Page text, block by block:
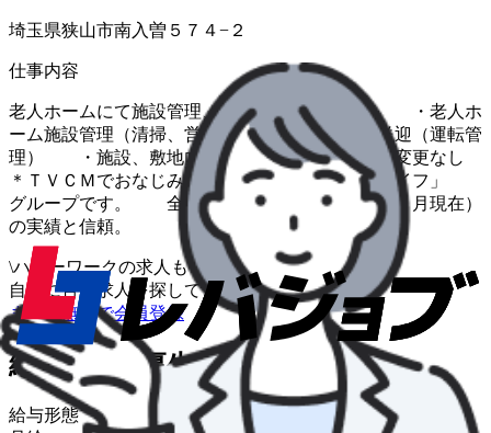
埼玉県狭山市南入曽５７４−２
仕事内容
老人ホームにて施設管理、送迎ドライバー業務 ・老人ホ
ーム施設管理（清掃、営繕等） ・入居者の送迎（運転管
理） ・施設、敷地内整備 ＊変更範囲：変更なし
＊ＴＶＣＭでおなじみ有料老人ホーム「サニーライフ」
グループです。 全国１５６施設（２０２３年６月現在）
の実績と信頼。
\ハローワークの求人も一括管理
自分に合う求人を探してもらう/
まずは無料で会員登録
給与・福利厚生
給与形態